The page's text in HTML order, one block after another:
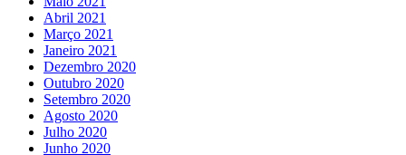
Abril 2021
Março 2021
Janeiro 2021
Dezembro 2020
Outubro 2020
Setembro 2020
Agosto 2020
Julho 2020
Junho 2020